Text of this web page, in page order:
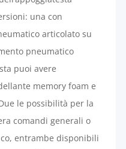
una con
articolato su
pneumatico
puoi avere
memory foam e
le possibilità per la
comandi generali o
entrambe disponibili